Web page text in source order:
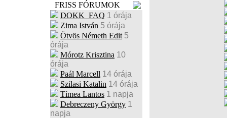
FRISS FÓRUMOK
DOKK_FAQ 1 órája
Zima István 5 órája
Ötvös Németh Edit 5
órája
Mórotz Krisztina 10
órája
Paál Marcell 14 órája
Szilasi Katalin 14 órája
Tímea Lantos 1 napja
Debreczeny György 1
napja